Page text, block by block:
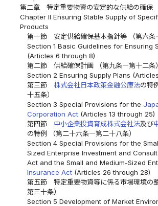
第二章 特定重要物資の安定的な供給の確保
Chapter II Ensuring Stable Supply of
Products
第一節 安定供給確保基本指針等 （第六条
Section 1 Basic Guidelines for Ensuring
(Articles 6 through 8)
第二節 供給確保計画 （第九条―第十二条）
Section 2 Ensuring Supply Plans
第三節 株式会社日本政策金融公庫法の特
十五条）
Section 3 Special Provisions for the
Corporation Act(Articles 13 through 25)
第四節 中小企業投資育成株式会社法及び
の特例 （第二十六条―第二十八条）
Section 4 Special Provisions for the
Sized Enterprise Investment and
Act and the Small and Medium-Sized
Insurance Act(Articles 26 through 28)
第五節 特定重要物資等に係る市場環境の
第三十条）
Section 5 Development of Market